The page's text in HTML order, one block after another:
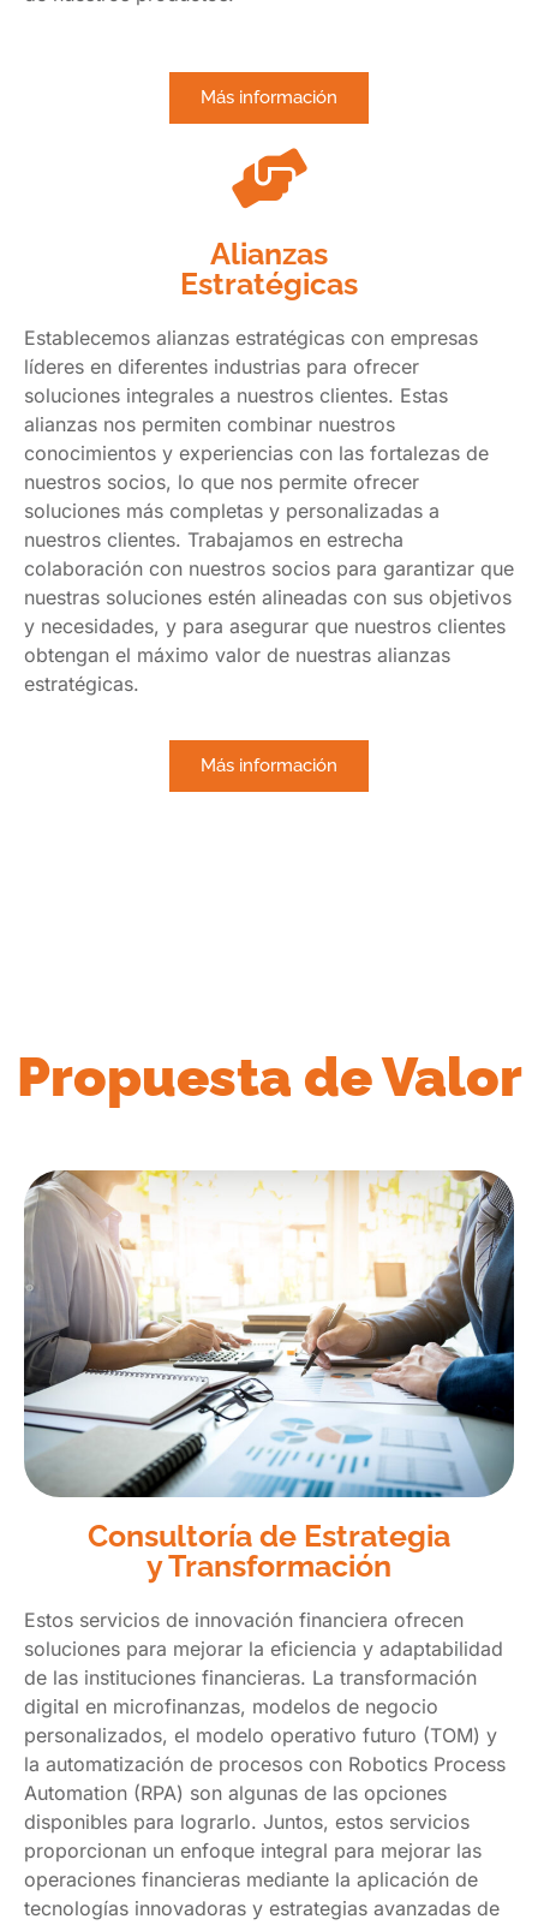
Más información
Alianzas
Estratégicas
Establecemos alianzas estratégicas con empresas
líderes en diferentes industrias para ofrecer
soluciones integrales a nuestros clientes. Estas
alianzas nos permiten combinar nuestros
conocimientos y experiencias con las fortalezas de
nuestros socios, lo que nos permite ofrecer
soluciones más completas y personalizadas a
nuestros clientes. Trabajamos en estrecha
colaboración con nuestros socios para garantizar que
nuestras soluciones estén alineadas con sus objetivos
y necesidades, y para asegurar que nuestros clientes
obtengan el máximo valor de nuestras alianzas
estratégicas.
Más información
Propuesta de Valor
Consultoría de Estrategia
y Transformación
Estos servicios de innovación financiera ofrecen
soluciones para mejorar la eficiencia y adaptabilidad
de las instituciones financieras. La transformación
digital en microfinanzas, modelos de negocio
personalizados, el modelo operativo futuro (TOM) y
la automatización de procesos con Robotics Process
Automation (RPA) son algunas de las opciones
disponibles para lograrlo. Juntos, estos servicios
proporcionan un enfoque integral para mejorar las
operaciones financieras mediante la aplicación de
tecnologías innovadoras y estrategias avanzadas de